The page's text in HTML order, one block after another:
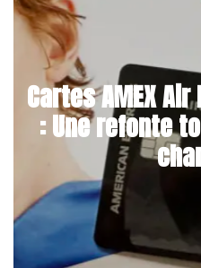
Cartes AMEX
: Une refonte